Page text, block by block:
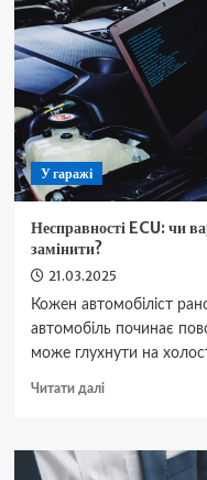
унікальні
авто
президента
FIAT
(фото)
У гаражі
Несправності ECU: чи
замінити?
21.03.2025
Кожен автомобіліст
автомобіль починає
може глухнути на
Читати даліДокладніше
ECU:
чи